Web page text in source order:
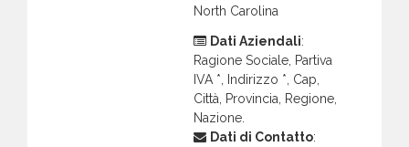
North Carolina
Dati Aziendali:
Ragione Sociale, Partiva
IVA *, Indirizzo *, Cap,
Città, Provincia, Regione,
Nazione.
Dati di Contatto: